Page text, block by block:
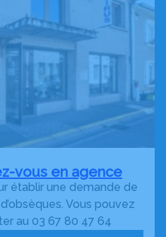
vous en agence
établir une demande de
Vous pouvez
au 03 67 80 47 64